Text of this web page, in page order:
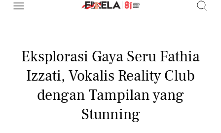
Eksplorasi Gaya Seru Fathia
Izzati, Vokalis Reality Club
dengan Tampilan yang
Stunning